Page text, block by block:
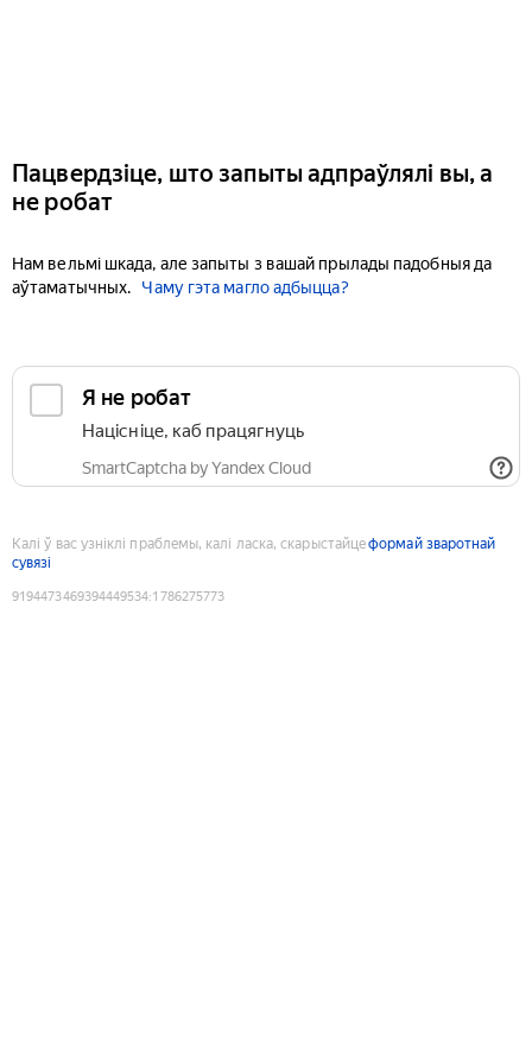
Пацвердзіце, што запыты адпраўлялі вы, а
не робат
Нам вельмі шкада, але запыты з вашай прылады падобныя да
аўтаматычных.
Чаму гэта магло адбыцца?
Я не робат
Націсніце, каб працягнуць
SmartCaptcha by Yandex Cloud
Калі ў вас узніклі праблемы, калі ласка, скарыстайцеформай зваротнай
сувязі
9194473469394449534:1786275773